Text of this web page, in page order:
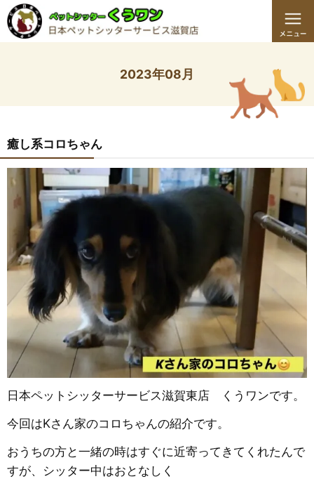
2023年08月
癒し系コロちゃん
日本ペットシッターサービス滋賀東店 くうワンです。
今回はKさん家のコロちゃんの紹介です。
おうちの方と一緒の時はすぐに近寄ってきてくれたんで
すが、シッター中はおとなしく